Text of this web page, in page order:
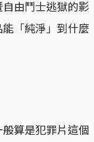
由鬥士逃獄的影
「純淨」到什麼
算是犯罪片這個